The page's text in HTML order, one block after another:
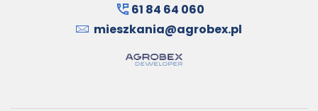
61 84 64 060
mieszkania@agrobex.pl